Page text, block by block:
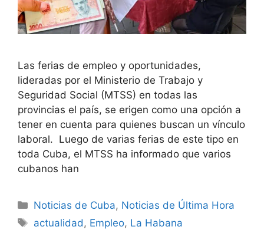
Las ferias de empleo y oportunidades,
lideradas por el Ministerio de Trabajo y
Seguridad Social (MTSS) en todas las
provincias el país, se erigen como una opción a
tener en cuenta para quienes buscan un vínculo
laboral. Luego de varias ferias de este tipo en
toda Cuba, el MTSS ha informado que varios
cubanos han
Categories
Noticias de Cuba, Noticias de Última Hora
Tags
actualidad, Empleo, La Habana